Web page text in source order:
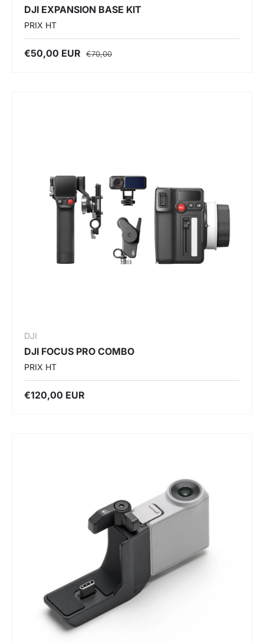
DJI EXPANSION BASE KIT
PRIX HT
€50,00 EUR €70,00
DJI
DJI FOCUS PRO COMBO
PRIX HT
€120,00 EUR